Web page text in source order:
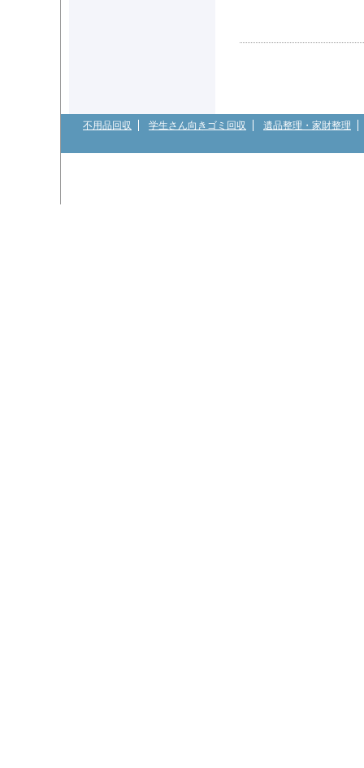
不用品回収 学生さん向きゴミ回収 遺品整理・家財整理